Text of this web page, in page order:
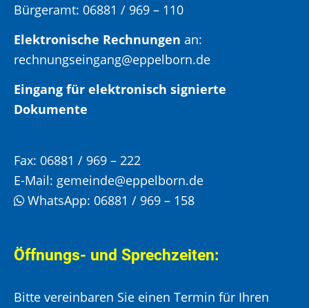
Bürgeramt: 06881 / 969 – 110
Elektronische Rechnungen an:
rechnungseingang@eppelborn.de
Eingang für elektronisch signierte
Dokumente
Fax: 06881 / 969 – 222
E-Mail: gemeinde@eppelborn.de
WhatsApp: 06881 / 969 – 158
Öffnungs- und Sprechzeiten:
Bitte vereinbaren Sie einen Termin für Ihren